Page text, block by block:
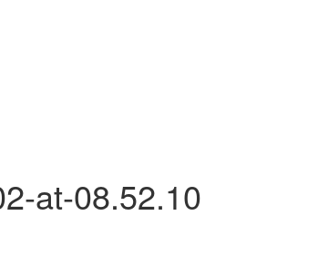
at-08.52.10